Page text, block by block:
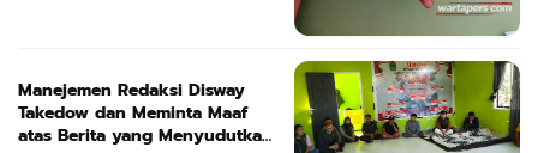
Manejemen Redaksi Disway
Takedow dan Meminta Maaf
atas Berita yang Menyudutkan